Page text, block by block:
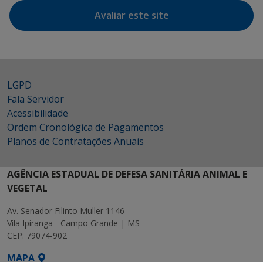
Avaliar este site
LGPD
Fala Servidor
Acessibilidade
Ordem Cronológica de Pagamentos
Planos de Contratações Anuais
AGÊNCIA ESTADUAL DE DEFESA SANITÁRIA ANIMAL E
VEGETAL
Av. Senador Filinto Muller 1146
Vila Ipiranga - Campo Grande | MS
CEP: 79074-902
MAPA